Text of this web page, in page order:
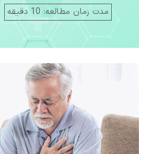
مدت زمان مطالعه: 10 دقیقه